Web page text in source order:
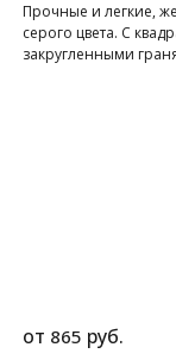
Прочные и легкие,
серого цвета. С
закругленными
от 865 руб.